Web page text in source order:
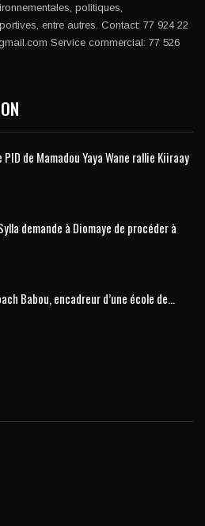
politiques,
entre autres. Contact: 77 924 22
Service commercial: 77 526
de Mamadou Yaya Wane rallie Kiiraay
demande à Diomaye de procéder à
Babou, encadreur d’une école de…